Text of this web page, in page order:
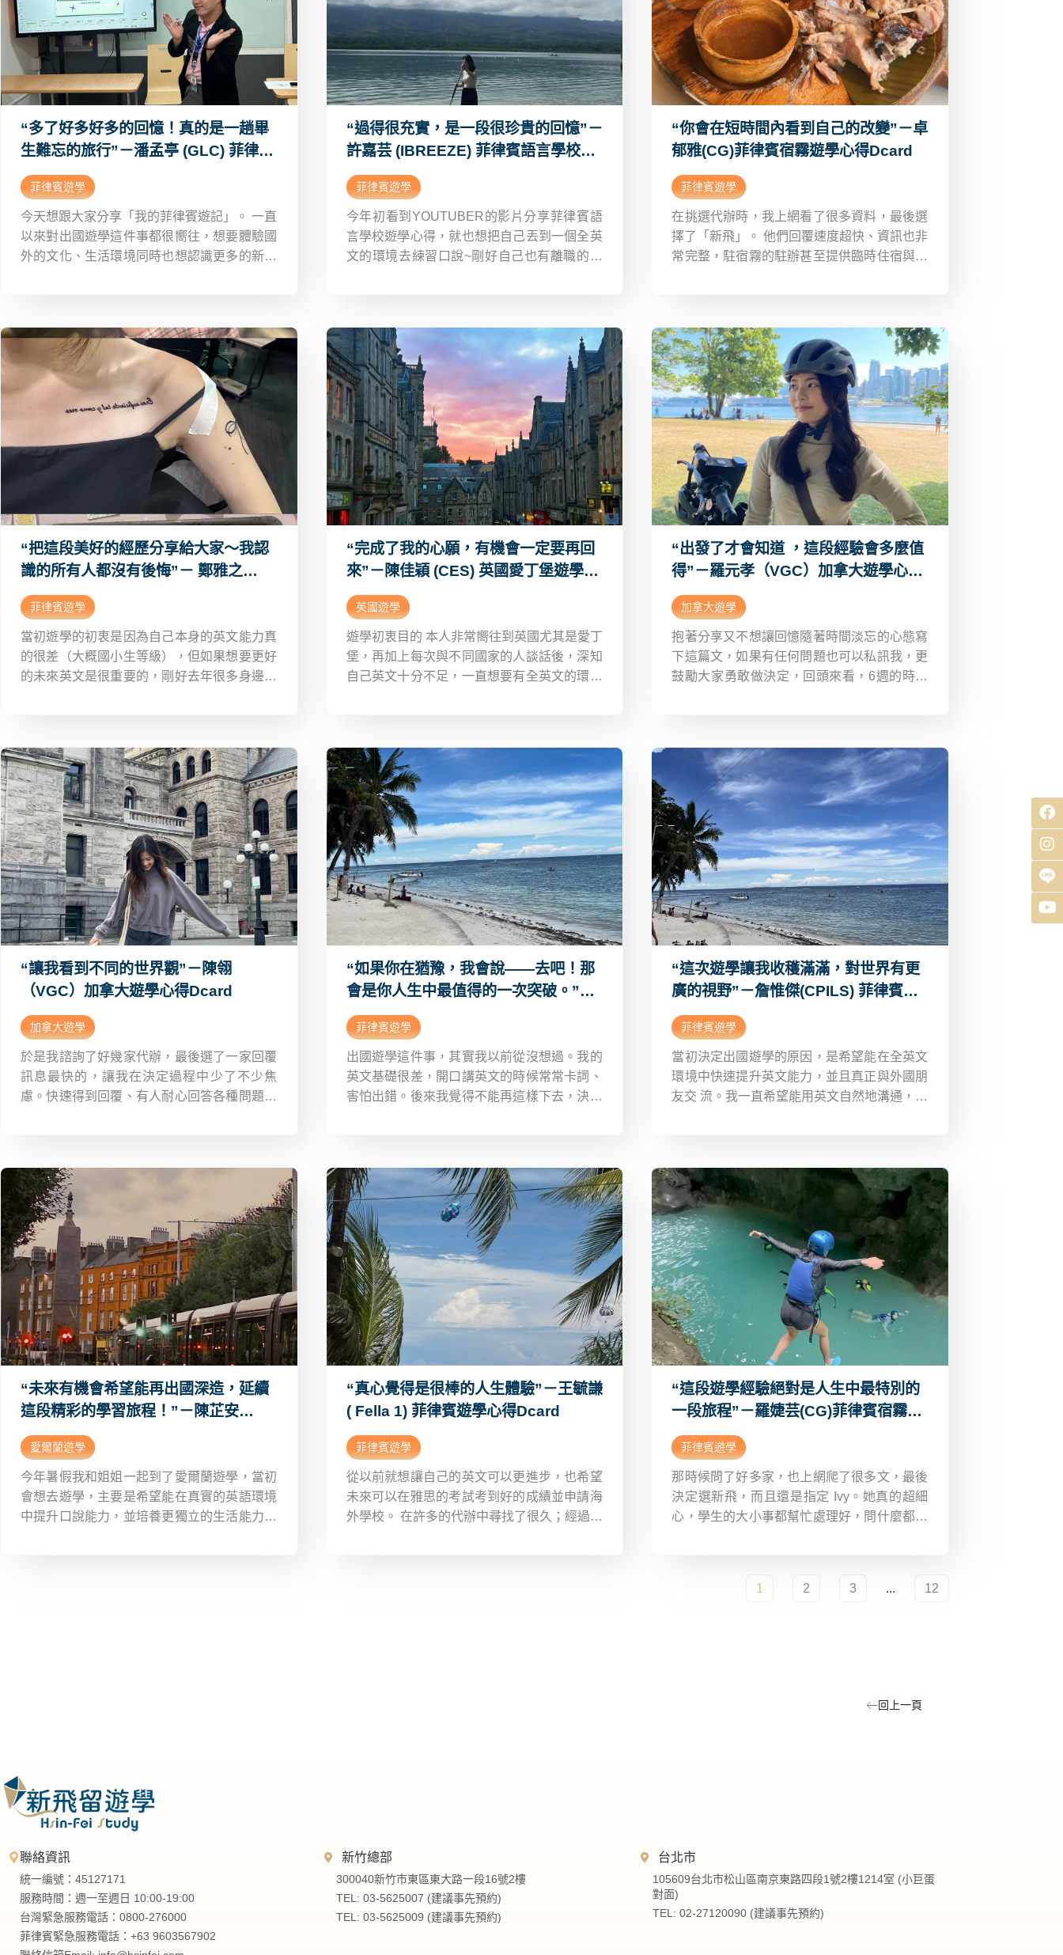
“多了好多好多的回憶！真的是一趟畢
生難忘的旅行”－潘孟亭 (GLC) 菲律賓
宿霧遊學超詳細心得Dcard
菲律賓遊學
今天想跟大家分享「我的菲律賓遊記」。 一直
以來對出國遊學這件事都很嚮往，想要體驗國
外的文化、生活環境同時也想認識更多的新事
“過得很充實，是一段很珍貴的回憶”－
許嘉芸 (IBREEZE) 菲律賓語言學校心
得分享Dcard
菲律賓遊學
今年初看到YOUTUBER的影片分享菲律賓語
言學校遊學心得，就也想把自己丟到一個全英
文的環境去練習口說~剛好自己也有離職的念
“你會在短時間內看到自己的改變”－卓
郁雅(CG)菲律賓宿霧遊學心得Dcard
菲律賓遊學
在挑選代辦時，我上網看了很多資料，最後選
擇了「新飛」。 他們回覆速度超快、資訊也非
常完整，駐宿霧的駐辦甚至提供臨時住宿與緊
其他代辦的同學都超羨慕！
“把這段美好的經歷分享給大家～我認
識的所有人都沒有後悔”－ 鄭雅之
(IBREEZE) 菲律賓語言學校心得分享
Dcard
菲律賓遊學
當初遊學的初衷是因為自己本身的英文能力真
的很差（大概國小生等級），但如果想要更好
的未來英文是很重要的，剛好去年很多身邊朋
多影片～
“完成了我的心願，有機會一定要再回
來”－陳佳穎 (CES) 英國愛丁堡遊學心
得Dcard
英國遊學
遊學初衷目的 本人非常嚮往到英國尤其是愛丁
堡，再加上每次與不同國家的人談話後，深知
自己英文十分不足，一直想要有全英文的環境
“出發了才會知道 ，這段經驗會多麼值
得”－羅元孝（VGC）加拿大遊學心得
Dcard
加拿大遊學
抱著分享又不想讓回憶隨著時間淡忘的心態寫
下這篇文，如果有任何問題也可以私訊我，更
鼓勵大家勇敢做決定，回頭來看，6週的時間
大？」那時候我心裡一驚
“讓我看到不同的世界觀”－陳翎
（VGC）加拿大遊學心得Dcard
加拿大遊學
於是我諮詢了好幾家代辦，最後選了一家回覆
訊息最快的，讓我在決定過程中少了不少焦
慮。快速得到回覆、有人耐心回答各種問題，
我當地天氣，還提醒我需要準備的物品
“如果你在猶豫，我會說——去吧！那
會是你人生中最值得的一次突破。”－
詹惟凱(CPILS) 菲律賓語言學校心得分
享Dcard
菲律賓遊學
出國遊學這件事，其實我以前從沒想過。我的
英文基礎很差，開口講英文的時候常常卡詞、
害怕出錯。後來我覺得不能再這樣下去，決定
員分享自己在菲律賓的學習過程與生活
“這次遊學讓我收穫滿滿，對世界有更
廣的視野”－詹惟傑(CPILS) 菲律賓語
言學校心得分享Dcard
菲律賓遊學
當初決定出國遊學的原因，是希望能在全英文
環境中快速提升英文能力，並且真正與外國朋
友交 流。我一直希望能用英文自然地溝通，而
“未來有機會希望能再出國深造，延續
這段精彩的學習旅程！”－陳芷安
(Babel) 愛爾蘭遊學超詳細心得Dcard
愛爾蘭遊學
今年暑假我和姐姐一起到了愛爾蘭遊學，當初
會想去遊學，主要是希望能在真實的英語環境
中提升口說能力，並培養更獨立的生活能力，
“真心覺得是很棒的人生體驗”－王毓謙
( Fella 1) 菲律賓遊學心得Dcard
菲律賓遊學
從以前就想讓自己的英文可以更進步，也希望
未來可以在雅思的考試考到好的成績並申請海
外學校。 在許多的代辦中尋找了很久；經過一
“這段遊學經驗絕對是人生中最特別的
一段旅程”－羅婕芸(CG)菲律賓宿霧遊
學心得Dcard
菲律賓遊學
那時候問了好多家，也上網爬了很多文，最後
決定選新飛，而且還是指定 Ivy。她真的超細
心，學生的大小事都幫忙處理好，問什麼都很
1
2 3 ... 12
回上一頁
聯絡資訊
統一編號：45127171
服務時間：週一至週日 10:00-19:00
台灣緊急服務電話：0800-276000
菲律賓緊急服務電話：+63 9603567902
新竹總部
300040新竹市東區東大路一段16號2樓
TEL: 03-5625007 (建議事先預約)
TEL: 03-5625009 (建議事先預約)
台北市
105609台北市松山區南京東路四段1號2樓1214室 (小巨蛋
對面)
TEL: 02-27120090 (建議事先預約)